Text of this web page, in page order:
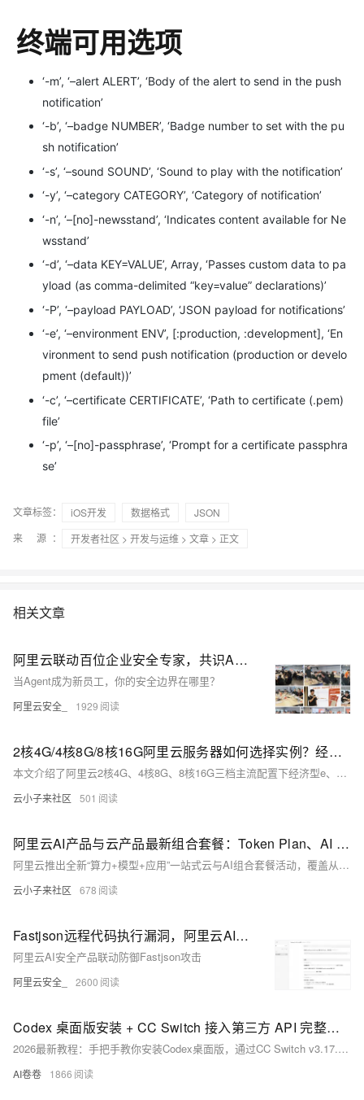
终端可用选项
‘-m’, ‘–alert ALERT’, ‘Body of the alert to send in the push
notification’
‘-b’, ‘–badge NUMBER’, ‘Badge number to set with the pu
sh notification’
‘-s’, ‘–sound SOUND’, ‘Sound to play with the notification’
‘-y’, ‘–category CATEGORY’, ‘Category of notification’
‘-n’, ‘–[no]-newsstand’, ‘Indicates content available for Ne
wsstand’
‘-d’, ‘–data KEY=VALUE’, Array, ‘Passes custom data to pa
yload (as comma-delimited “key=value” declarations)’
‘-P’, ‘–payload PAYLOAD’, ‘JSON payload for notifications’
‘-e’, ‘–environment ENV’, [:production, :development], ‘En
vironment to send push notification (production or develo
pment (default))’
‘-c’, ‘–certificate CERTIFICATE’, ‘Path to certificate (.pem)
file’
‘-p’, ‘–[no]-passphrase’, ‘Prompt for a certificate passphra
se’
文章标签： iOS开发 数据格式
JSON
来 源：
开发者社区 > 开发与运维 > 文章 > 正文
相关文章
阿里云联动百位企业安全专家，共识Agent防御最佳实践
当Agent成为新员工，你的安全边界在哪里？
阿里云安全_ 1929
2核4G/4核8G/8核16G阿里云服务器如何选择实例？经济型e、通用算力型u2i与计算型c9i选哪个？
本文介绍了阿里云2核4G、4核8G、8核16G三档主流配置下经济型e、通用算力型u2i和计算型c9i三种实例的最新活动价格与适用场景。同配置下三者价差显著，以2核4G为例，经济型e低至599.93元/年，计算型c9i则高达1742.08元/年。文章详细解析了各实例的性能定位：经济型e适合轻负载入门场景，u2i兼顾稳定算力与性价比，c9i凭借第9代至强处理器与芯片级安全能力支撑高性能业务。同时提示用户可叠加满减优惠券享受折上折，建议根据业务负载与预算综合决策。
云小子来社区 501
阿里云AI产品与云产品最新组合套餐：Token Plan、AI coding及云服务器和建站等组合优惠价
阿里云推出全新“算力+模型+应用”一站式云与AI组合套餐活动，覆盖从个人开发者到中大型企业的全场景需求。核心亮点为分三档定价的Token Plan订阅服务，支持Qwen3.8-Max-Preview大模型调用，错峰时段最低可享0.2折优惠。活动同步推出AI Coding、智能体部署、云电脑托管、0代码建站等十余类场景化组合，搭配99元/年的普惠云服务器、88元/年的入门数据库等经典特惠产品，还为企业提供1V1定制化AI转型方案，大幅降低了不同用户群体拥抱AI的技术门槛与采购成本。
云小子来社区 678
Fastjson远程代码执行漏洞，阿里云AI安全为您保驾护航
阿里云AI安全产品联动防御Fastjson攻击
阿里云安全_ 2600
Codex 桌面版安装 + CC Switch 接入第三方 API 完整教程（2026 最新）
2026最新教程：手把手教你安装Codex桌面版，通过CC Switch v3.17.0一键接入Fenno等国产API（兼容OpenAI Responses格式），跳过账号登录，完整启用代码审查、多步任务与上下文感知功能。零基础友好，全程图文实操。（239字）
AI卷卷 1866